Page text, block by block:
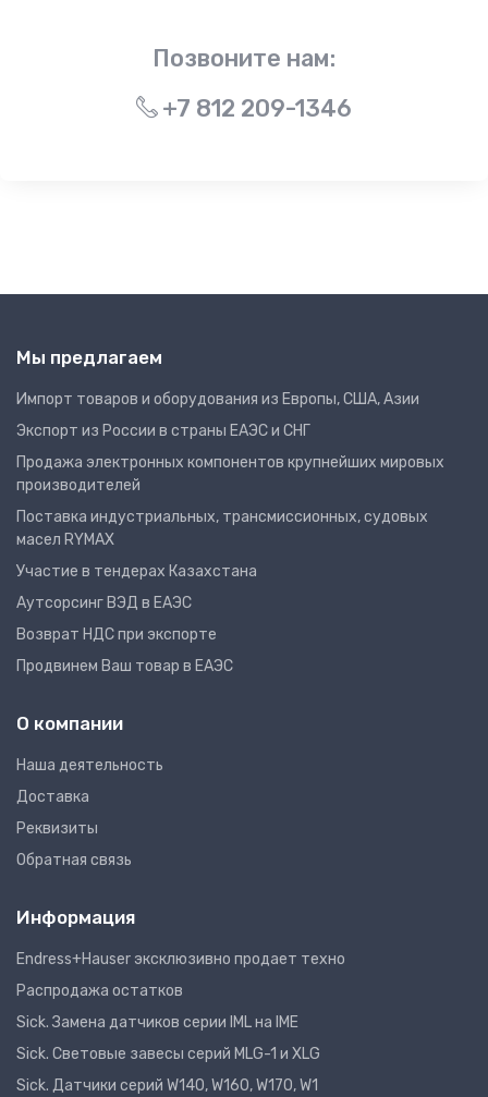
Позвоните нам:
+7 812 209-1346
Мы предлагаем
Импорт товаров и оборудования из Европы, США, Азии
Экспорт из России в страны ЕАЭС и СНГ
Продажа электронных компонентов крупнейших мировых
производителей
Поставка индустриальных, трансмиссионных, судовых
масел RYMAX
Участие в тендерах Казахстана
Аутсорсинг ВЭД в ЕАЭС
Возврат НДС при экспорте
Продвинем Ваш товар в ЕАЭС
О компании
Наша деятельность
Доставка
Реквизиты
Обратная связь
Информация
Endress+Hauser эксклюзивно продает техно
Распродажа остатков
Sick. Замена датчиков серии IML на IME
Sick. Световые завесы серий MLG-1 и XLG
Sick. Датчики серий W140, W160, W170, W1